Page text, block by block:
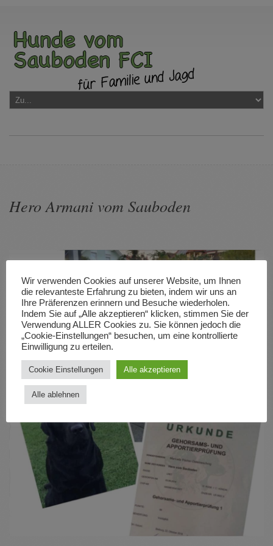
Hero Armani vom Sauboden
Wir verwenden Cookies auf unserer Website, um Ihnen
die relevanteste Erfahrung zu bieten, indem wir uns an
Ihre Präferenzen erinnern und Besuche wiederholen.
Indem Sie auf „Alle akzeptieren“ klicken, stimmen Sie der
Verwendung ALLER Cookies zu. Sie können jedoch die
„Cookie-Einstellungen“ besuchen, um eine kontrollierte
Einwilligung zu erteilen.
Cookie Einstellungen Alle akzeptieren
Alle ablehnen